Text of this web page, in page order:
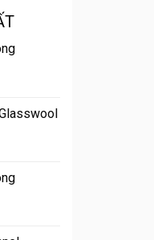
Tháp
Thường
Khi
Xưởng